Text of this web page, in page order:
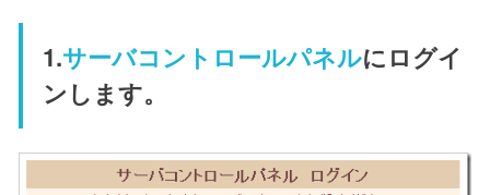
1.サーバコントロールパネルにログイ
ンします。